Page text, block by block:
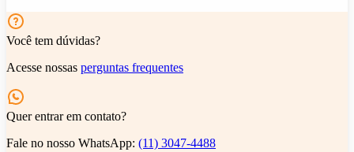
Você tem dúvidas?
Acesse nossas perguntas frequentes
Quer entrar em contato?
Fale no nosso WhatsApp: (11) 3047-4488